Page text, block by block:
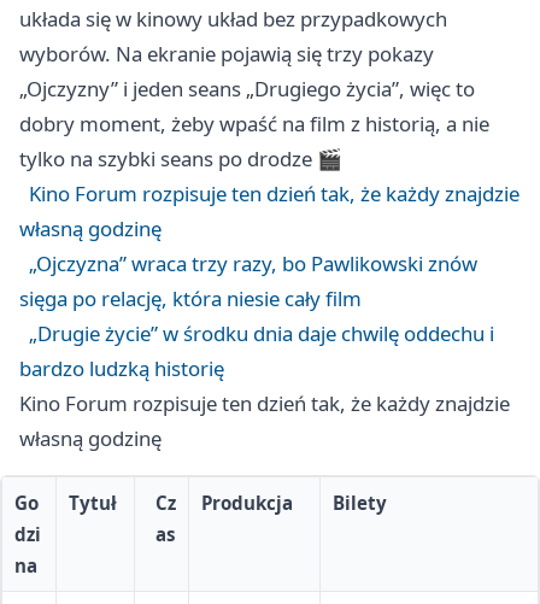
układa się w kinowy układ bez przypadkowych
wyborów. Na ekranie pojawią się trzy pokazy
„Ojczyzny” i jeden seans „Drugiego życia”, więc to
dobry moment, żeby wpaść na film z historią, a nie
tylko na szybki seans po drodze 🎬
Kino Forum rozpisuje ten dzień tak, że każdy znajdzie
własną godzinę
„Ojczyzna” wraca trzy razy, bo Pawlikowski znów
sięga po relację, która niesie cały film
„Drugie życie” w środku dnia daje chwilę oddechu i
bardzo ludzką historię
Kino Forum rozpisuje ten dzień tak, że każdy znajdzie
własną godzinę
Go
dzi
na
Tytuł
Cz
as
Produkcja Bilety